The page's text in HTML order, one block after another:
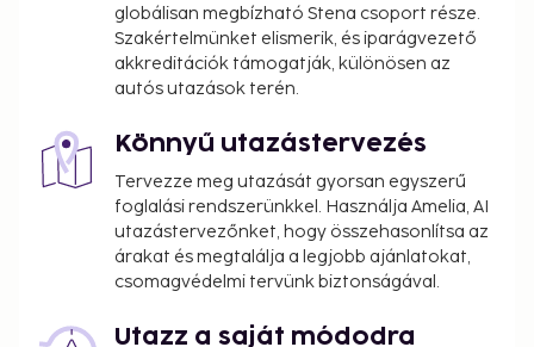
globálisan megbízható Stena csoport része.
Szakértelmünket elismerik, és iparágvezető
akkreditációk támogatják, különösen az
autós utazások terén.
Könnyű utazástervezés
Tervezze meg utazását gyorsan egyszerű
foglalási rendszerünkkel. Használja Amelia, AI
utazástervezőnket, hogy összehasonlítsa az
árakat és megtalálja a legjobb ajánlatokat,
csomagvédelmi tervünk biztonságával.
Utazz a saját módodra